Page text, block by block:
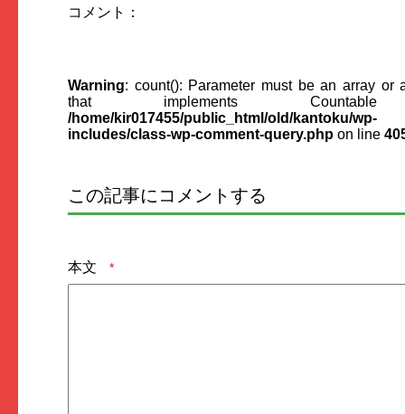
コメント：
Warning: count(): Parameter must be an array or
that implements
/home/kir017455/public_html/old/kantoku/wp-
includes/class-wp-comment-query.php on line
この記事にコメントする
本文 *